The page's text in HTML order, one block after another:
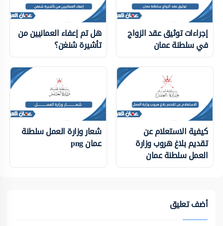
إجراءات توثيق عقد الزواج
في سلطنة عمان
هل تم إعفاء العمانيين من
تأشيرة شنغن؟
كيفية الاستعلام عن
تقديم بلاغ هروب وزارة
العمل سلطنة عمان
شعار وزارة العمل سلطنة
عمان png
أضف تعليق